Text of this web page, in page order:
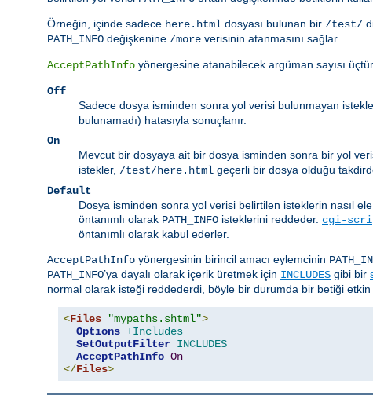
Örneğin, içinde sadece here.html dosyası bulunan bir /test/
PATH_INFO değişkenine /more verisinin atanmasını sağlar.
AcceptPathInfo yönergesine atanabilecek argüman sayısı
Off
Sadece dosya isminden sonra yol verisi bulunmayan
bulunamadı) hatasıyla sonuçlanır.
On
Mevcut bir dosyaya ait bir dosya isminden sonra bir yol
istekler, /test/here.html geçerli bir dosya olduğu
Default
Dosya isminden sonra yol verisi belirtilen isteklerin nasıl
öntanımlı olarak PATH_INFO isteklerini reddeder. cgi-
öntanımlı olarak kabul ederler.
AcceptPathInfo yönergesinin birincil amacı eylemcinin
PATH_INFO’ya dayalı olarak içerik üretmek için INCLUDES gibi bir
normal olarak isteği reddederdi, böyle bir durumda bir betiği etkin
<Files "mypaths.shtml">
Options +Includes
SetOutputFilter INCLUDES
AcceptPathInfo On
</Files>